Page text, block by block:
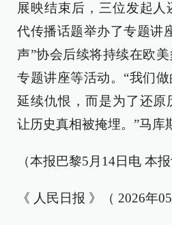
展映结束后，三位发起人
代传播话题举办了专题讲
声”协会后续将持续在欧美
专题讲座等活动。“我们
延续仇恨，而是为了还原
让历史真相被掩埋。”马库
（本报巴黎5月14日电 本
《 人民日报 》（ 2026年